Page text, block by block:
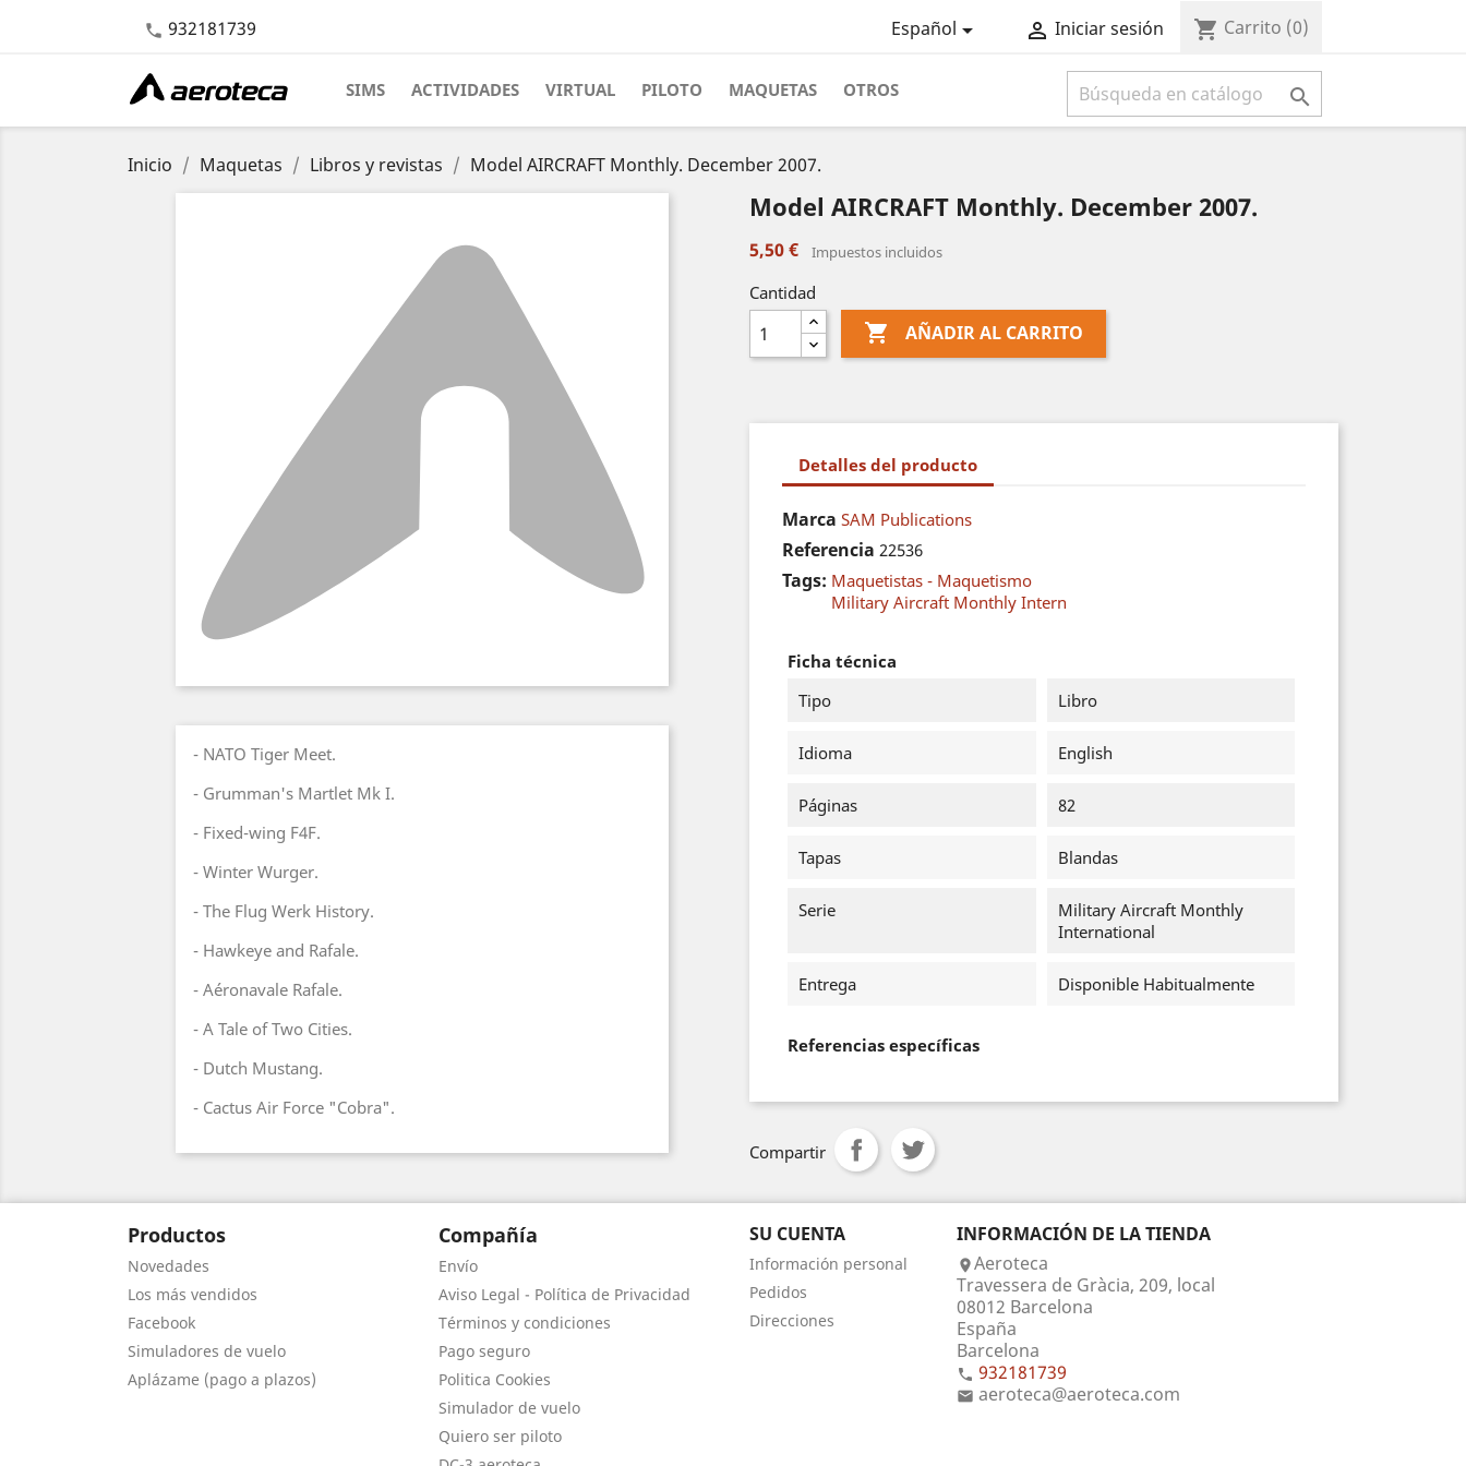
 932181739 Español  Iniciar sesión shopping_cart Carrito (0)
SIMS ACTIVIDADES VIRTUAL PILOTO MAQUETAS OTROS 
Inicio Maquetas Libros y revistas Model AIRCRAFT Monthly. December 2007.
- NATO Tiger Meet.
- Grumman's Martlet Mk I.
- Fixed-wing F4F.
- Winter Wurger.
- The Flug Werk History.
- Hawkeye and Rafale.
- Aéronavale Rafale.
- A Tale of Two Cities.
- Dutch Mustang.
- Cactus Air Force "Cobra".
Model AIRCRAFT Monthly. December 2007.
5,50 € Impuestos incluidos
Cantidad
 AÑADIR AL CARRITO
Detalles del producto
Marca SAM Publications
Referencia 22536
Tags: Maquetistas - Maquetismo
Military Aircraft Monthly Intern
Ficha técnica
Tipo
Libro
Idioma English
Páginas 82
Tapas Blandas
Serie
Military Aircraft Monthly
International
Entrega Disponible Habitualmente
Referencias específicas
Compartir
Productos
Novedades
Los más vendidos
Facebook
Simuladores de vuelo
Aplázame (pago a plazos)
Compañía
Envío
Aviso Legal - Política de Privacidad
Términos y condiciones
Pago seguro
Politica Cookies
Simulador de vuelo
Quiero ser piloto
SU CUENTA
Información personal
Pedidos
Direcciones
INFORMACIÓN DE LA TIENDA
Aeroteca
Travessera de Gràcia, 209, local
08012 Barcelona
España
Barcelona
 932181739
 aeroteca@aeroteca.com